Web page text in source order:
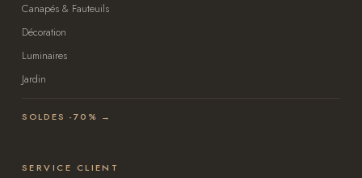
Canapés & Fauteuils
Décoration
Luminaires
Jardin
SOLDES -70% →
SERVICE CLIENT